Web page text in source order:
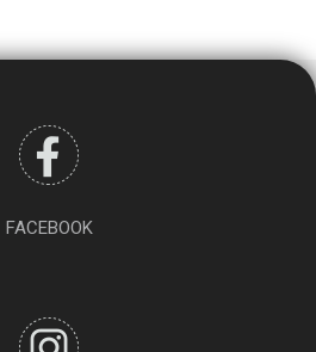
FACEBOOK